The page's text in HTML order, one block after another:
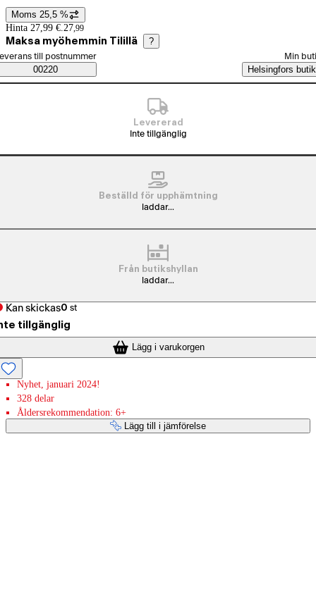
Prisinformation
Moms 25,5 %
Hinta 27,99 €. 27,99
Maksa myöhemmin Tilillä ?
Saatavuustiedot
beställningssätt
till postnummer
00220
Min
Helsingfors butik
Levererad
Inte tillgänglig
Beställd för upphämtning
laddar...
Från butikshyllan
laddar...
Kan skickas0 st
tillgänglig
Lägg i varukorgen
Nyhet, januari 2024!
328 delar
Åldersrekommendation: 6+
Lägg till i jämförelse